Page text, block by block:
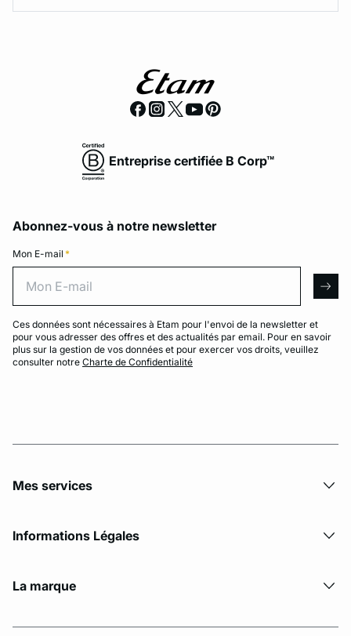
Entreprise certifiée B Corp™
Abonnez-vous à notre newsletter
Mon E-mail *
Ces données sont nécessaires à Etam pour l'envoi de la newsletter et
pour vous adresser des offres et des actualités par email. Pour en savoir
plus sur la gestion de vos données et pour exercer vos droits, veuillez
consulter notre Charte de Confidentialité
Mes services
Informations Légales
La marque